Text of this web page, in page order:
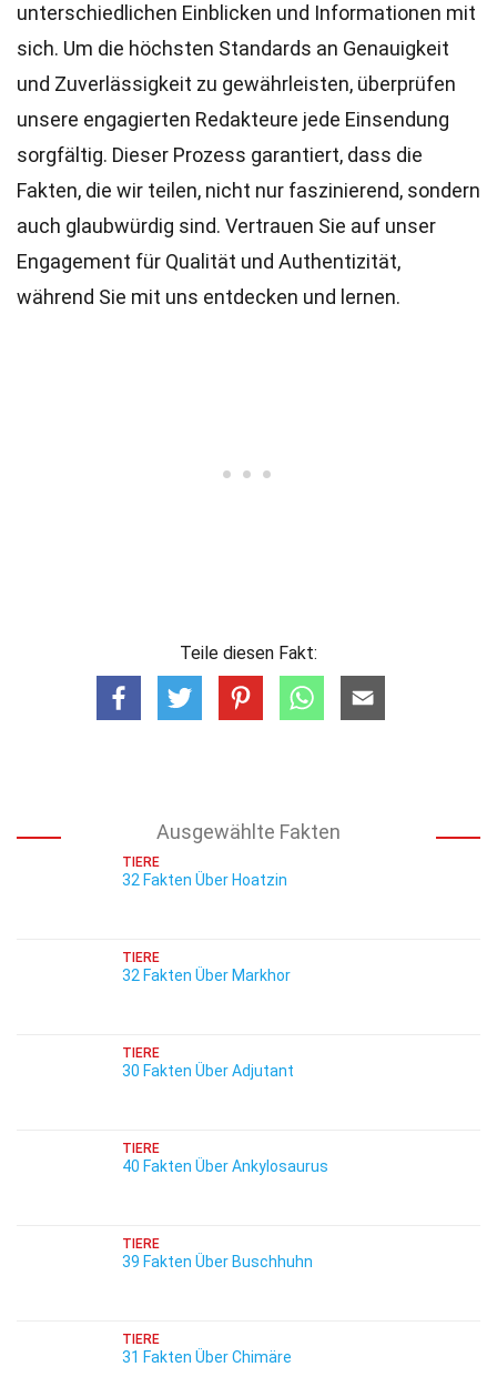
unterschiedlichen Einblicken und Informationen mit
sich. Um die höchsten Standards an Genauigkeit
und Zuverlässigkeit zu gewährleisten, überprüfen
unsere engagierten Redakteure jede Einsendung
sorgfältig. Dieser Prozess garantiert, dass die
Fakten, die wir teilen, nicht nur faszinierend, sondern
auch glaubwürdig sind. Vertrauen Sie auf unser
Engagement für Qualität und Authentizität,
während Sie mit uns entdecken und lernen.
Teile diesen Fakt:
Ausgewählte Fakten
TIERE
32 Fakten Über Hoatzin
TIERE
32 Fakten Über Markhor
TIERE
30 Fakten Über Adjutant
TIERE
40 Fakten Über Ankylosaurus
TIERE
39 Fakten Über Buschhuhn
TIERE
31 Fakten Über Chimäre